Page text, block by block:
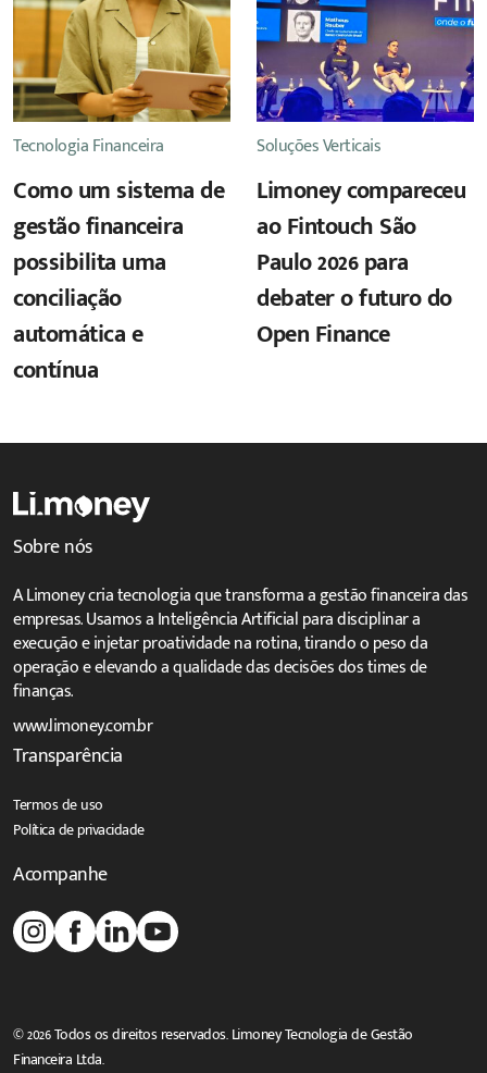
Tecnologia Financeira
Como um sistema de
gestão financeira
possibilita uma
conciliação
automática e
contínua
Soluções Verticais
Limoney compareceu
ao Fintouch São
Paulo 2026 para
debater o futuro do
Open Finance
Sobre nós
A Limoney cria tecnologia que transforma a gestão financeira das
empresas. Usamos a Inteligência Artificial para disciplinar a
execução e injetar proatividade na rotina, tirando o peso da
operação e elevando a qualidade das decisões dos times de
finanças.
www.limoney.com.br
Transparência
Termos de uso
Política de privacidade
Acompanhe
© 2026 Todos os direitos reservados. Limoney Tecnologia de Gestão
Financeira Ltda.